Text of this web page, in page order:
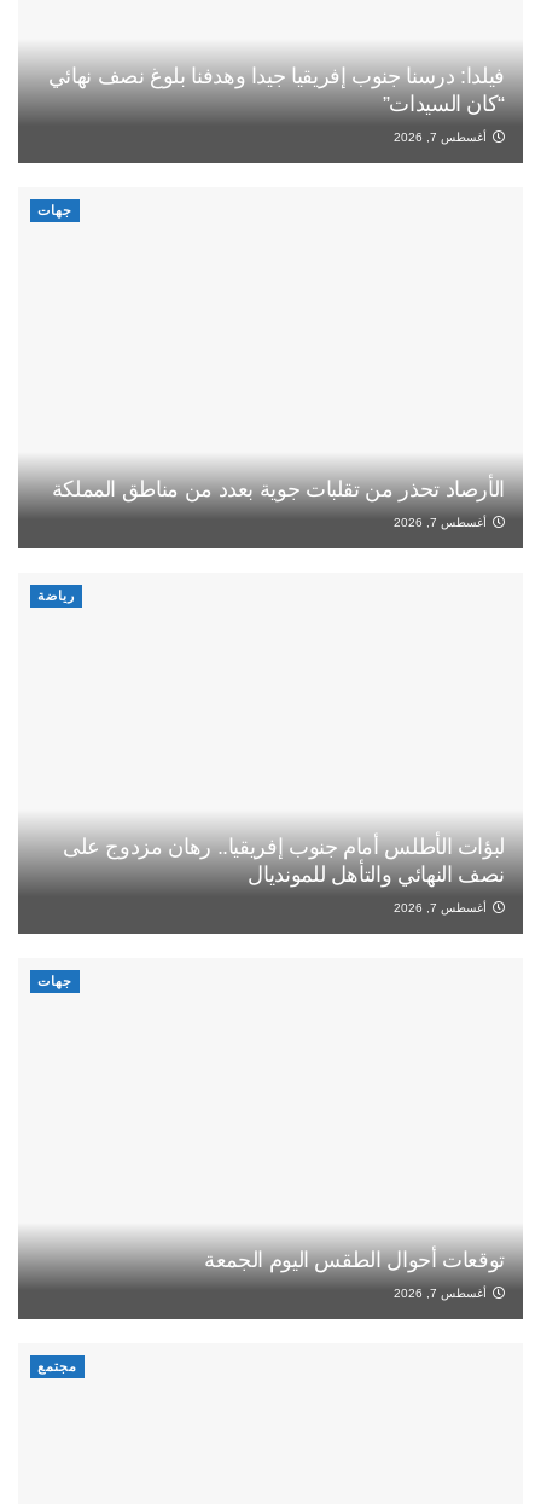
فيلدا: درسنا جنوب إفريقيا جيدا وهدفنا بلوغ نصف نهائي
“كان السيدات”
أغسطس 7, 2026
جهات
الأرصاد تحذر من تقلبات جوية بعدد من مناطق المملكة
أغسطس 7, 2026
رياضة
لبؤات الأطلس أمام جنوب إفريقيا.. رهان مزدوج على
نصف النهائي والتأهل للمونديال
أغسطس 7, 2026
جهات
توقعات أحوال الطقس اليوم الجمعة
أغسطس 7, 2026
مجتمع